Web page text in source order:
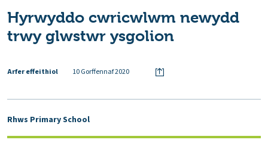
Hyrwyddo cwricwlwm newydd
trwy glwstwr ysgolion
Arfer effeithiol 10 Gorffennaf 2020
Rhws Primary School